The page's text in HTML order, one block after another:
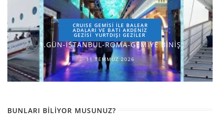
CRUISE GEMİSİ İLE BALEAR
ADALARI VE BATI AKDENİZ
GEZİSİ YURTDIŞI GEZILER
1.GÜN-İSTANBUL-ROMA-GEMİYE BİNİŞ
11 TEMMUZ 2026
BUNLARI BILIYOR MUSUNUZ?